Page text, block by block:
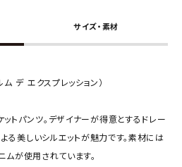
サイズ・素材
エクスプレッション）
パンツ。デザイナーが得意とするドレー
る美しいシルエットが魅力です。素材には
ムが使用されています。